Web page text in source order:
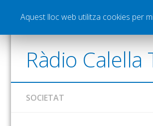
Notícies Esports
Ràdio Calella
SOCIETAT
Aquest lloc web utilitza cookies per